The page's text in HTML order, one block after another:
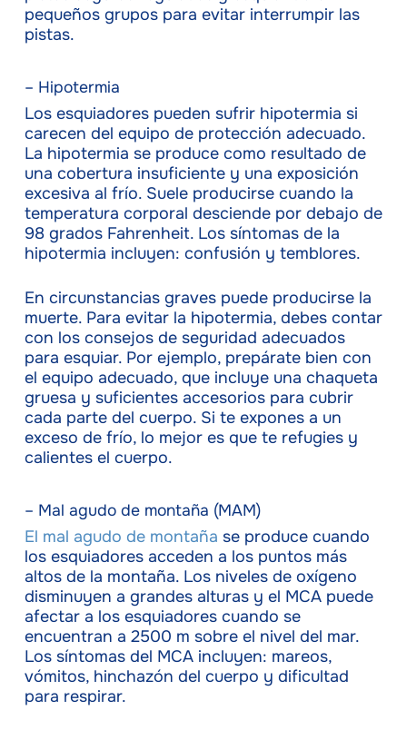
pequeños grupos para evitar interrumpir las
pistas.
– Hipotermia
Los esquiadores pueden sufrir hipotermia si
carecen del equipo de protección adecuado.
La hipotermia se produce como resultado de
una cobertura insuficiente y una exposición
excesiva al frío. Suele producirse cuando la
temperatura corporal desciende por debajo de
98 grados Fahrenheit. Los síntomas de la
hipotermia incluyen: confusión y temblores.
En circunstancias graves puede producirse la
muerte. Para evitar la hipotermia, debes contar
con los consejos de seguridad adecuados
para esquiar. Por ejemplo, prepárate bien con
el equipo adecuado, que incluye una chaqueta
gruesa y suficientes accesorios para cubrir
cada parte del cuerpo. Si te expones a un
exceso de frío, lo mejor es que te refugies y
calientes el cuerpo.
– Mal agudo de montaña (MAM)
El mal agudo de montaña se produce cuando
los esquiadores acceden a los puntos más
altos de la montaña. Los niveles de oxígeno
disminuyen a grandes alturas y el MCA puede
afectar a los esquiadores cuando se
encuentran a 2500 m sobre el nivel del mar.
Los síntomas del MCA incluyen: mareos,
vómitos, hinchazón del cuerpo y dificultad
para respirar.